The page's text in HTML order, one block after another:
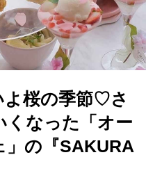
よ桜の季節♡さ
くなった「オー
」の『SAKURA